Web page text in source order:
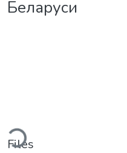
Беларуси
Files